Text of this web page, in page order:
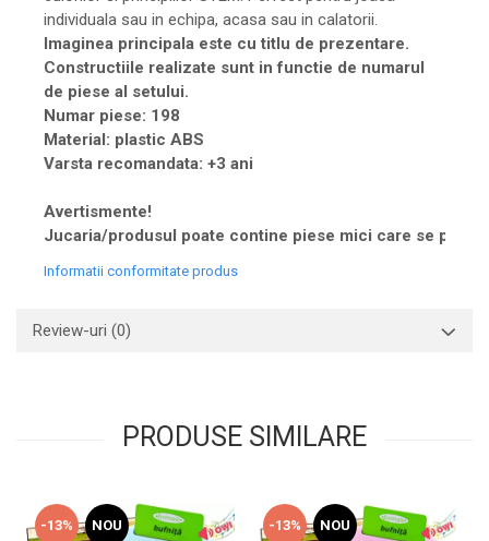
individuala sau in echipa, acasa sau in calatorii.
Imaginea principala este cu titlu de prezentare.
Constructiile realizate sunt in functie de numarul
de piese al setului.
Numar piese: 198
Material: plastic ABS
Varsta recomandata: +3 ani
Avertismente!
Jucaria/produsul poate contine piese mici care se pot
Informatii conformitate produs
Review-uri (0)
PRODUSE SIMILARE
-13% NOU -13% NOU